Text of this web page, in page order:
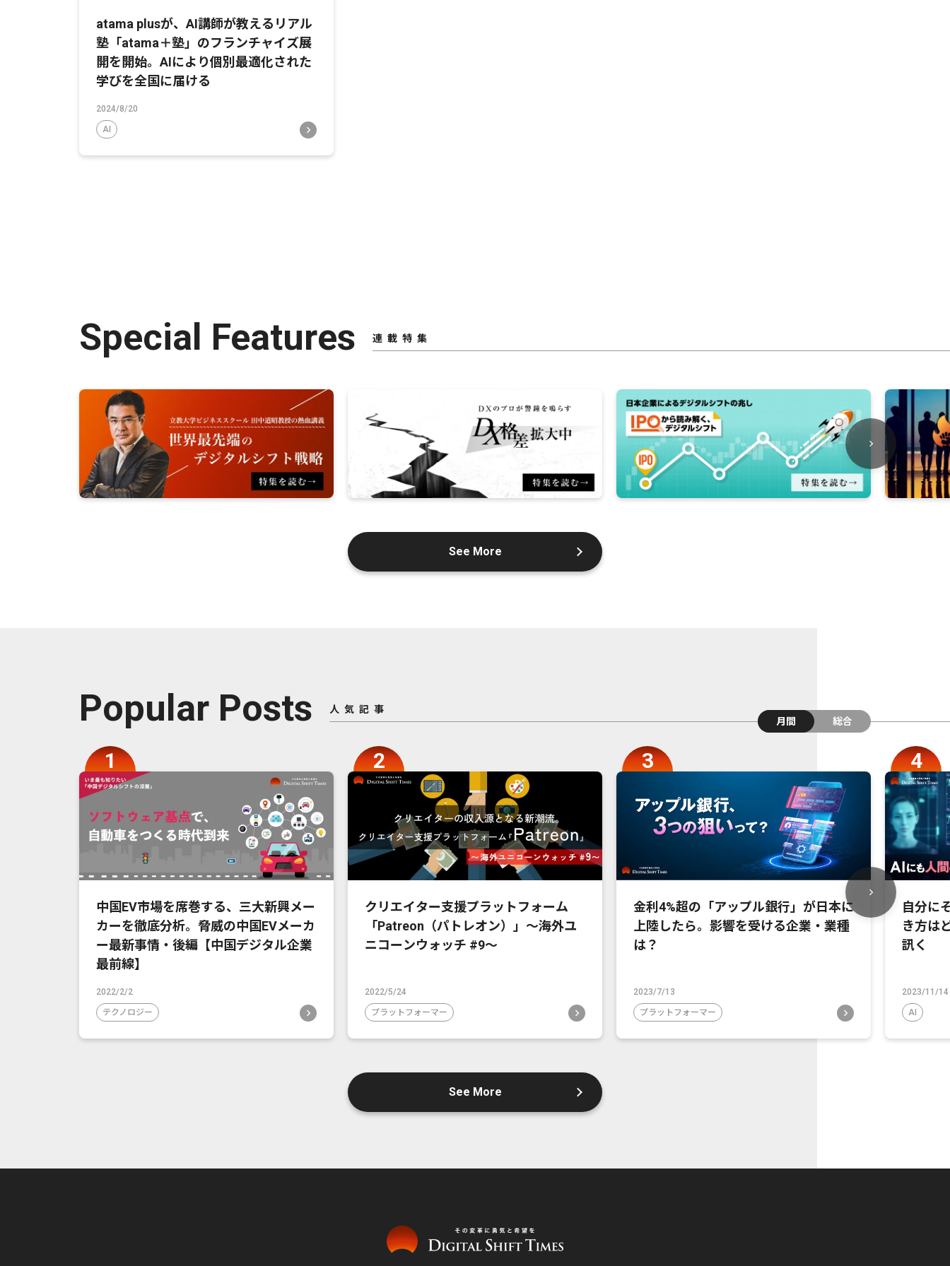
atama plusが、AI講師が教えるリアル
塾「atama＋塾」のフランチャイズ展
開を開始。AIにより個別最適化された
学びを全国に届ける
2024/8/20
AI
Special Features 連載特集
See More
Popular Posts
人気記事
月間
総合
中国EV市場を席巻する、三大新興メー
カーを徹底分析。脅威の中国EVメーカ
ー最新事情・後編【中国デジタル企業
最前線】
2022/2/2
テクノロジー
クリエイター支援プラットフォーム
「Patreon（パトレオン）」〜海外ユ
ニコーンウォッチ #9〜
2022/5/24
プラットフォーマー
金利4%超の「アップル銀行」が日本に
上陸したら。影響を受ける企業・業種
は？
2023/7/13
プラットフォーマー
自分に
き方は
訊く
2023/11/14
AI
See More